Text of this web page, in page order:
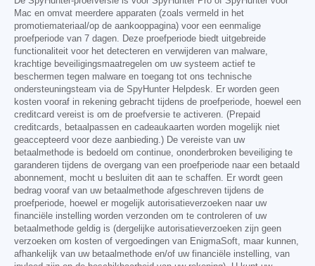
Mac en omvat meerdere apparaten (zoals vermeld in het
promotiemateriaal/op de aankooppagina) voor een eenmalige
proefperiode van 7 dagen. Deze proefperiode biedt uitgebreide
functionaliteit voor het detecteren en verwijderen van malware,
krachtige beveiligingsmaatregelen om uw systeem actief te
beschermen tegen malware en toegang tot ons technische
ondersteuningsteam via de SpyHunter Helpdesk. Er worden geen
kosten vooraf in rekening gebracht tijdens de proefperiode, hoewel een
creditcard vereist is om de proefversie te activeren. (Prepaid
creditcards, betaalpassen en cadeaukaarten worden mogelijk niet
geaccepteerd voor deze aanbieding.) De vereiste van uw
betaalmethode is bedoeld om continue, ononderbroken beveiliging te
garanderen tijdens de overgang van een proefperiode naar een betaald
abonnement, mocht u besluiten dit aan te schaffen. Er wordt geen
bedrag vooraf van uw betaalmethode afgeschreven tijdens de
proefperiode, hoewel er mogelijk autorisatieverzoeken naar uw
financiële instelling worden verzonden om te controleren of uw
betaalmethode geldig is (dergelijke autorisatieverzoeken zijn geen
verzoeken om kosten of vergoedingen van EnigmaSoft, maar kunnen,
afhankelijk van uw betaalmethode en/of uw financiële instelling, van